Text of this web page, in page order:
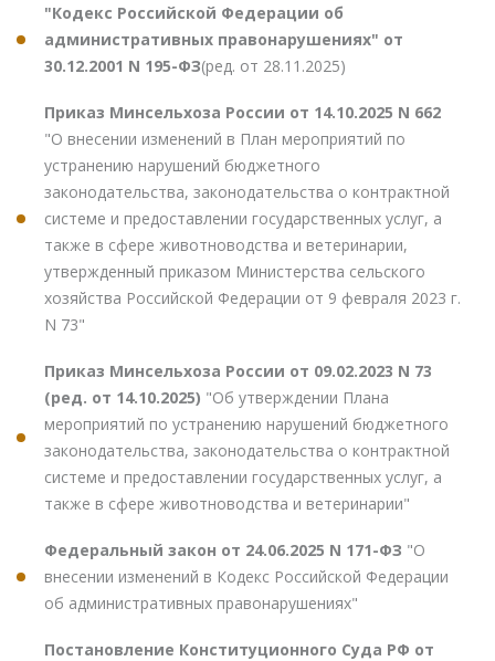
"Кодекс Российской Федерации об
административных правонарушениях" от
30.12.2001 N 195-ФЗ(ред. от 28.11.2025)
Приказ Минсельхоза России от 14.10.2025 N 662
"О внесении изменений в План мероприятий по
устранению нарушений бюджетного
законодательства, законодательства о контрактной
системе и предоставлении государственных услуг, а
также в сфере животноводства и ветеринарии,
утвержденный приказом Министерства сельского
хозяйства Российской Федерации от 9 февраля 2023 г.
N 73"
Приказ Минсельхоза России от 09.02.2023 N 73
(ред. от 14.10.2025) "Об утверждении Плана
мероприятий по устранению нарушений бюджетного
законодательства, законодательства о контрактной
системе и предоставлении государственных услуг, а
также в сфере животноводства и ветеринарии"
Федеральный закон от 24.06.2025 N 171-ФЗ "О
внесении изменений в Кодекс Российской Федерации
об административных правонарушениях"
Постановление Конституционного Суда РФ от